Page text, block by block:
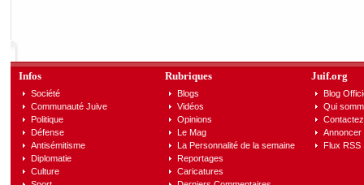
Infos
Société
Communauté Juive
Politique
Défense
Antisémitisme
Diplomatie
Culture
Rubriques
Blogs
Vidéos
Opinions
Le Mag
La Personnalité de la semaine
Reportages
Caricatures
Juif.org
Blog
Qui
Annoncer
Flux RSS